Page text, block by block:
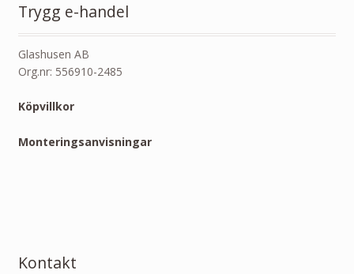
Trygg e-handel
Glashusen AB
Org.nr: 556910-2485
Köpvillkor
Monteringsanvisningar
Kontakt